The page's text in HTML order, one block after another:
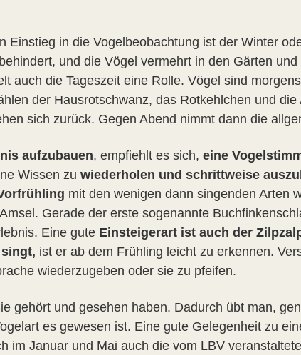
Einstieg in die Vogelbeobachtung ist der Winter
und die Vögel vermehrt in den Gärten
auch die Tageszeit eine Rolle. Vögel sind
der Hausrotschwanz, das Rotkehlchen und
sich zurück. Gegen Abend nimmt dann die
aufzubauen, empfiehlt es sich, eine
Wissen zu wiederholen und schrittweise
mit den wenigen dann singenden Arten
Gerade der erste sogenannte
Eine gute Einsteigerart ist auch der
ist er ab dem Frühling leicht zu erkennen.
wiederzugeben oder sie zu pfeifen.
gehört und gesehen haben. Dadurch übt man,
es gewesen ist. Eine gute Gelegenheit zu
im Januar und Mai auch die vom LBV